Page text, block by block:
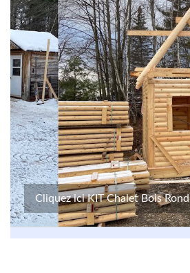
Cliquez ici KIT Chalet Bois Rond